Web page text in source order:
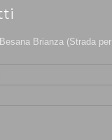
Brianza (Strada per